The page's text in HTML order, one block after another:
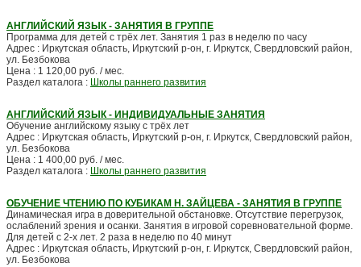
АНГЛИЙСКИЙ ЯЗЫК - ЗАНЯТИЯ В ГРУППЕ
Программа для детей с трёх лет. Занятия 1 раз в неделю по часу
Адрес : Иркутская область, Иркутский р-он, г. Иркутск, Свердловский район,
ул. Безбокова
Цена : 1 120,00 руб. / мес.
Раздел каталога : Школы раннего развития
АНГЛИЙСКИЙ ЯЗЫК - ИНДИВИДУАЛЬНЫЕ ЗАНЯТИЯ
Обучение английскому языку с трёх лет
Адрес : Иркутская область, Иркутский р-он, г. Иркутск, Свердловский район,
ул. Безбокова
Цена : 1 400,00 руб. / мес.
Раздел каталога : Школы раннего развития
ОБУЧЕНИЕ ЧТЕНИЮ ПО КУБИКАМ Н. ЗАЙЦЕВА - ЗАНЯТИЯ В ГРУППЕ
Динамическая игра в доверительной обстановке. Отсутствие перегрузок,
ослаблений зрения и осанки. Занятия в игровой соревновательной форме.
Для детей с 2-х лет. 2 раза в неделю по 40 минут
Адрес : Иркутская область, Иркутский р-он, г. Иркутск, Свердловский район,
ул. Безбокова